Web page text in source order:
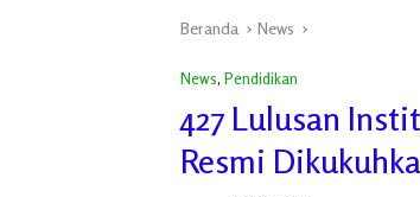
Beranda News
News, Pendidikan
427 Lulusan
Resmi